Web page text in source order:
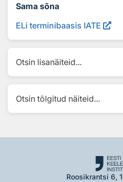
Sama sõna
ELi terminibaasis IATE
Otsin lisanäiteid...
Otsin tõlgitud näiteid...
Roosikrantsi 6,